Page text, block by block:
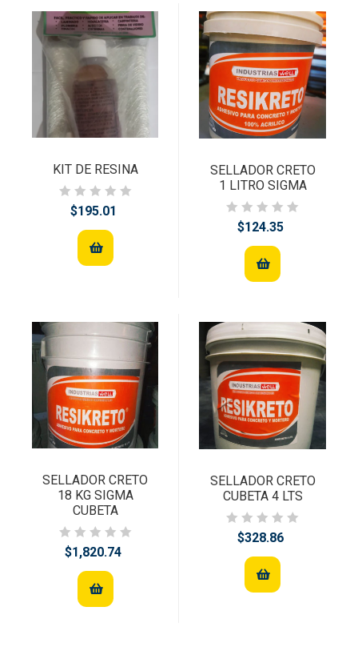
KIT DE RESINA
$195.01
SELLADOR CRETO
1 LITRO SIGMA
$124.35
SELLADOR CRETO
18 KG SIGMA
CUBETA
$1,820.74
SELLADOR CRETO
CUBETA 4 LTS
$328.86